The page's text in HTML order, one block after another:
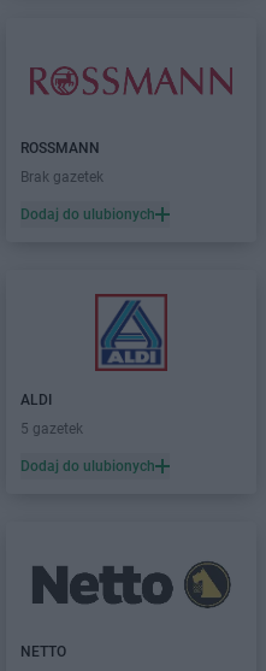
ROSSMANN
Brak gazetek
Dodaj do ulubionych
ALDI
5 gazetek
Dodaj do ulubionych
NETTO